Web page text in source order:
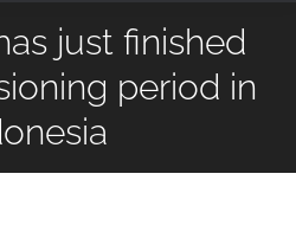
just finished
period in